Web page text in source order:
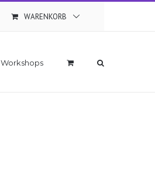
WARENKORB
Workshops